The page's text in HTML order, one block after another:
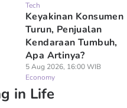
Tech
Keyakinan Konsumen
Turun, Penjualan
Kendaraan Tumbuh,
Apa Artinya?
5 Aug 2026, 16:00 WIB
Economy
in Life